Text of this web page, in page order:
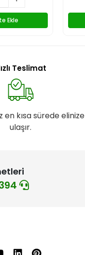
Ekle
Teslimat
en kısa sürede elinize
ulaşır.